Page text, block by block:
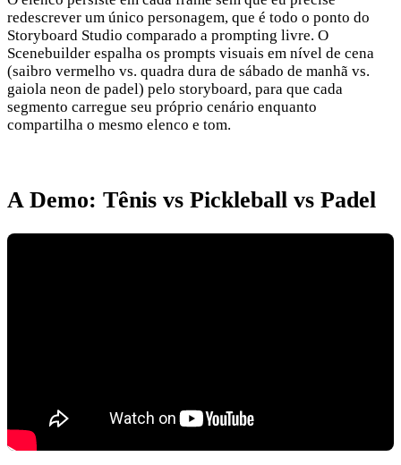
redescrever um único personagem, que é todo o ponto do
Storyboard Studio comparado a prompting livre. O
Scenebuilder espalha os prompts visuais em nível de cena
(saibro vermelho vs. quadra dura de sábado de manhã vs.
gaiola neon de padel) pelo storyboard, para que cada
segmento carregue seu próprio cenário enquanto
compartilha o mesmo elenco e tom.
A Demo: Tênis vs Pickleball vs Padel